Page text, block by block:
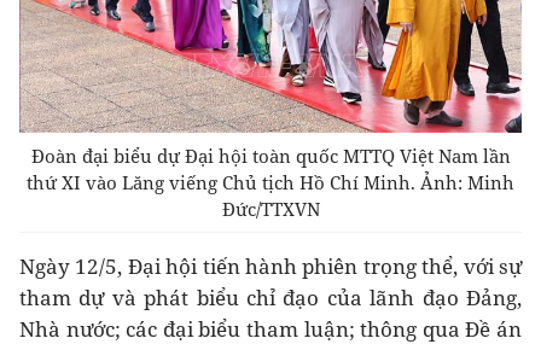
Đoàn đại biểu dự Đại hội toàn quốc MTTQ Việt Nam lần
thứ XI vào Lăng viếng Chủ tịch Hồ Chí Minh. Ảnh: Minh
Đức/TTXVN
Ngày 12/5, Đại hội tiến hành phiên trọng thể, với sự
tham dự và phát biểu chỉ đạo của lãnh đạo Đảng,
Nhà nước; các đại biểu tham luận; thông qua Đề án